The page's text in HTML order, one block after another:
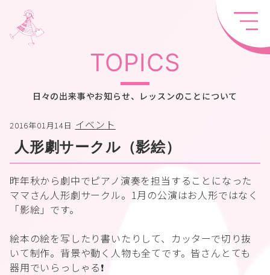
TOPICS
日々の出来事やお知らせ、レッスンのことについて
2016年01月14日 イベント
人形劇サークル（影絵）
昨年秋から劇中でピアノ演奏を担当することになった
ママさん人形劇サークル。1月の公演はお人形ではなく
「影絵」です。
絵本の絵を写したり書いたりして、カッターで切り抜
いて制作。背景や動く人物も全てです。皆さんとても
器用でいらっしゃる❗️